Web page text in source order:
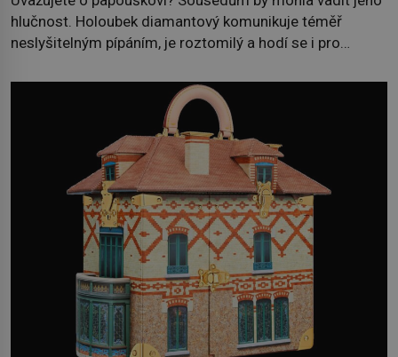
hlučnost. Holoubek diamantový komunikuje téměř
neslyšitelným pípáním, je roztomilý a hodí se i pro
klidného ptáčka, který většinu dne jen posedává. Hodně
času tráví na zemi, kde sbírá zbytky semínek Jeho
domovinou je prakticky celá Austrálie s výjimkou
pobřežní oblasti. […]